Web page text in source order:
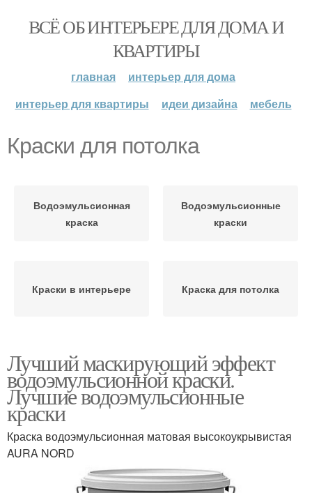
ВСЁ ОБ ИНТЕРЬЕРЕ ДЛЯ ДОМА И
КВАРТИРЫ
главная
интерьер для дома
интерьер для квартиры
идеи дизайна мебель
Краски для потолка
Водоэмульсионная
краска
Водоэмульсионные
краски
Краски в интерьере Краска для потолка
Лучший маскирующий эффект
водоэмульсионной краски.
Лучшие водоэмульсионные
краски
Краска водоэмульсионная матовая высокоукрывистая
AURA NORD